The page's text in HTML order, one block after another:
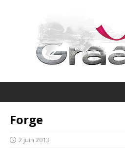
Forge
2 juin 2013